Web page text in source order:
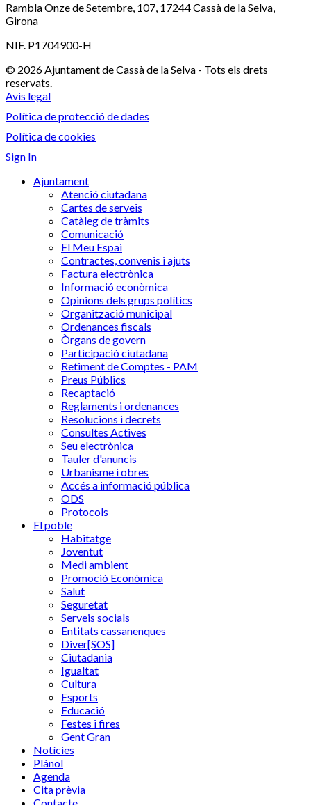
Rambla Onze de Setembre, 107, 17244 Cassà de la Selva,
Girona
NIF. P1704900-H
© 2026 Ajuntament de Cassà de la Selva - Tots els drets
reservats.
Avis legal
Política de protecció de dades
Política de cookies
Sign In
Ajuntament
Atenció ciutadana
Cartes de serveis
Catàleg de tràmits
Comunicació
El Meu Espai
Contractes, convenis i ajuts
Factura electrònica
Informació econòmica
Opinions dels grups polítics
Organització municipal
Ordenances fiscals
Òrgans de govern
Participació ciutadana
Retiment de Comptes - PAM
Preus Públics
Recaptació
Reglaments i ordenances
Resolucions i decrets
Consultes Actives
Seu electrònica
Tauler d'anuncis
Urbanisme i obres
Accés a informació pública
ODS
Protocols
El poble
Habitatge
Joventut
Medi ambient
Promoció Econòmica
Salut
Seguretat
Serveis socials
Entitats cassanenques
Diver[SOS]
Ciutadania
Igualtat
Cultura
Esports
Educació
Festes i fires
Gent Gran
Notícies
Plànol
Agenda
Cita prèvia